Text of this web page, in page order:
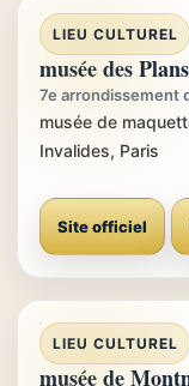
LIEU CULTUREL
musée des
7e arrondissement
musée de
Invalides, Paris
Site officiel
LIEU CULTUREL
musée de